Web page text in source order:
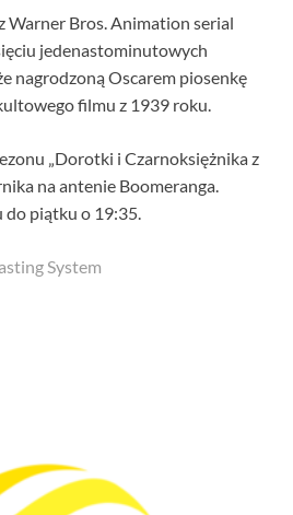
Bros. Animation serial
jedenastominutowych
nagrodzoną Oscarem piosenkę
filmu z 1939 roku.
„Dorotki i Czarnoksiężnika z
na antenie Boomeranga.
do piątku o 19:35.
System